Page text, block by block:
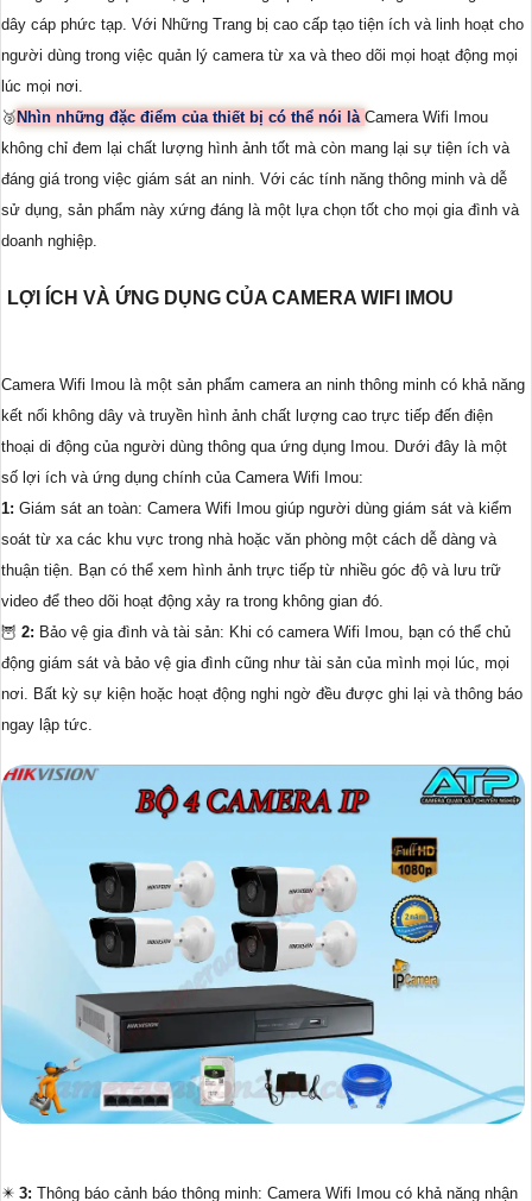
dây cáp phức tạp. Với Những Trang bị cao cấp tạo tiện ích và linh hoạt cho
người dùng trong việc quản lý camera từ xa và theo dõi mọi hoạt động mọi
lúc mọi nơi.
🥉Nhìn những đặc điểm của thiết bị có thể nói là Camera Wifi Imou
không chỉ đem lại chất lượng hình ảnh tốt mà còn mang lại sự tiện ích và
đáng giá trong việc giám sát an ninh. Với các tính năng thông minh và dễ
sử dụng, sản phẩm này xứng đáng là một lựa chọn tốt cho mọi gia đình và
doanh nghiệp.
LỢI ÍCH VÀ ỨNG DỤNG CỦA CAMERA WIFI IMOU
Camera Wifi Imou là một sản phẩm camera an ninh thông minh có khả năng
kết nối không dây và truyền hình ảnh chất lượng cao trực tiếp đến điện
thoại di động của người dùng thông qua ứng dụng Imou. Dưới đây là một
số lợi ích và ứng dụng chính của Camera Wifi Imou:
1: Giám sát an toàn: Camera Wifi Imou giúp người dùng giám sát và kiểm
soát từ xa các khu vực trong nhà hoặc văn phòng một cách dễ dàng và
thuận tiện. Bạn có thể xem hình ảnh trực tiếp từ nhiều góc độ và lưu trữ
video để theo dõi hoạt động xảy ra trong không gian đó.
🦉 2: Bảo vệ gia đình và tài sản: Khi có camera Wifi Imou, bạn có thể chủ
động giám sát và bảo vệ gia đình cũng như tài sản của mình mọi lúc, mọi
nơi. Bất kỳ sự kiện hoặc hoạt động nghi ngờ đều được ghi lại và thông báo
ngay lập tức.
✴️ 3: Thông báo cảnh báo thông minh: Camera Wifi Imou có khả năng nhận